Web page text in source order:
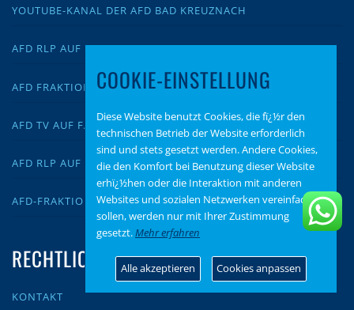
YOUTUBE-KANAL DER AFD BAD KREUZNACH
AFD RLP AUF FACEBOOK
AFD FRAKTION RLP AUF FACEBOOK
AFD TV AUF FACEBOOK
AFD RLP AUF YOUTUBE
AFD-FRAKTION RLP AUF YOUTUBE
RECHTLICHES
KONTAKT
COOKIE-EINSTELLUNG
Diese Website benutzt Cookies, die fï¿½r den
technischen Betrieb der Website erforderlich
sind und stets gesetzt werden. Andere Cookies,
die den Komfort bei Benutzung dieser Website
erhï¿½hen oder die Interaktion mit anderen
Websites und sozialen Netzwerken vereinfachen
sollen, werden nur mit Ihrer Zustimmung
gesetzt.Mehr erfahren
Alle akzeptieren Cookies anpassen